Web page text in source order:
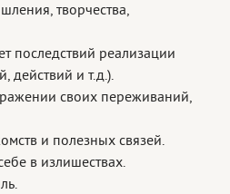
творчества,
последствий реализации
действий и т.д.).
своих переживаний,
и полезных связей.
в излишествах.